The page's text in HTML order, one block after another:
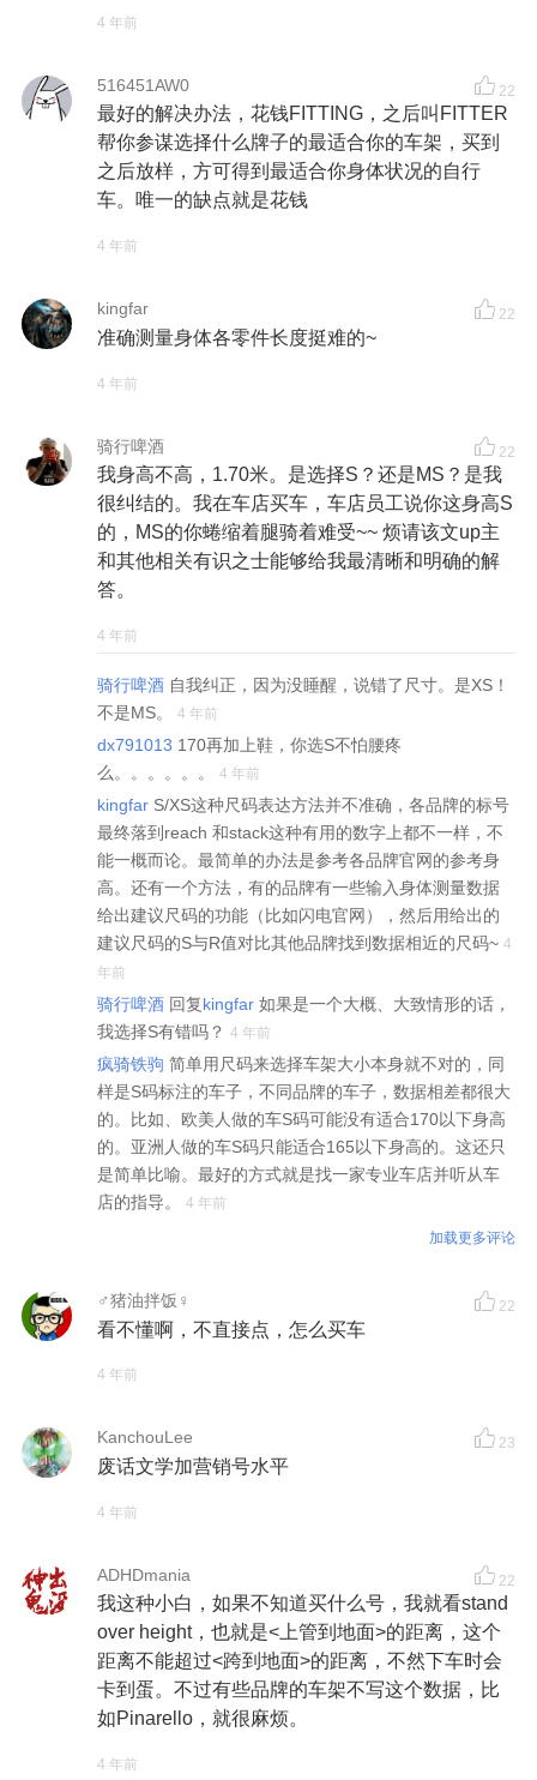
4 年前
516451AW0 22
最好的解决办法，花钱FITTING，之后叫FITTER
帮你参谋选择什么牌子的最适合你的车架，买到
之后放样，方可得到最适合你身体状况的自行
车。唯一的缺点就是花钱
4 年前
kingfar 22
准确测量身体各零件长度挺难的~
4 年前
骑行啤酒 22
我身高不高，1.70米。是选择S？还是MS？是我
很纠结的。我在车店买车，车店员工说你这身高S
的，MS的你蜷缩着腿骑着难受~~ 烦请该文up主
和其他相关有识之士能够给我最清晰和明确的解
答。
4 年前
骑行啤酒 自我纠正，因为没睡醒，说错了尺寸。是XS！
不是MS。
4 年前
dx791013 170再加上鞋，你选S不怕腰疼
么。。。。。。
4 年前
kingfar S/XS这种尺码表达方法并不准确，各品牌的标号
最终落到reach 和stack这种有用的数字上都不一样，不
能一概而论。最简单的办法是参考各品牌官网的参考身
高。还有一个方法，有的品牌有一些输入身体测量数据
给出建议尺码的功能（比如闪电官网），然后用给出的
建议尺码的S与R值对比其他品牌找到数据相近的尺码~ 4
年前
骑行啤酒 回复kingfar 如果是一个大概、大致情形的话，
我选择S有错吗？ 4 年前
疯骑铁驹 简单用尺码来选择车架大小本身就不对的，同
样是S码标注的车子，不同品牌的车子，数据相差都很大
的。比如、欧美人做的车S码可能没有适合170以下身高
的。亚洲人做的车S码只能适合165以下身高的。这还只
是简单比喻。最好的方式就是找一家专业车店并听从车
店的指导。
4 年前
加载更多评论
♂猪油拌饭♀ 22
看不懂啊，不直接点，怎么买车
4 年前
KanchouLee 23
废话文学加营销号水平
4 年前
ADHDmania 22
我这种小白，如果不知道买什么号，我就看stand
over height，也就是<上管到地面>的距离，这个
距离不能超过<跨到地面>的距离，不然下车时会
卡到蛋。不过有些品牌的车架不写这个数据，比
如Pinarello，就很麻烦。
4 年前